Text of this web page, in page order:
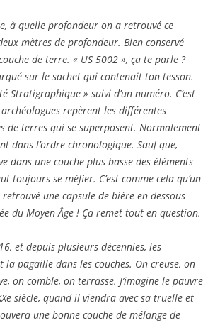
à quelle profondeur on a retrouvé ce
mètres de profondeur. Bien conservé
de terre. « US 5002 », ça te parle ?
sur le sachet qui contenait ton tesson.
Stratigraphique » suivi d’un numéro. C’est
repèrent les différentes
de terres qui se superposent. Normalement
dans l’ordre chronologique. Sauf que,
dans une couche plus basse des éléments
toujours se méfier. C’est comme cela qu’un
une capsule de bière en dessous
du Moyen-Âge ! Ça remet tout en question.
et depuis plusieurs décennies, les
pagaille dans les couches. On creuse, on
on comble, on terrasse. J’imagine le pauvre
siècle, quand il viendra avec sa truelle et
une bonne couche de mélange de